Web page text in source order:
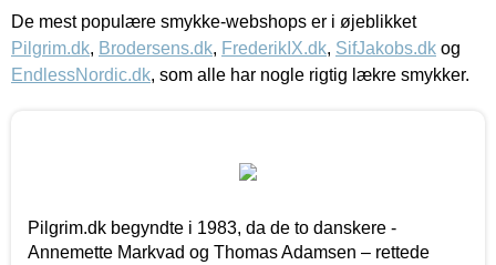
De mest populære smykke-webshops er i øjeblikket
Pilgrim.dk, Brodersens.dk, FrederikIX.dk, SifJakobs.dk og
EndlessNordic.dk, som alle har nogle rigtig lækre smykker.
Pilgrim.dk begyndte i 1983, da de to danskere -
Annemette Markvad og Thomas Adamsen – rettede